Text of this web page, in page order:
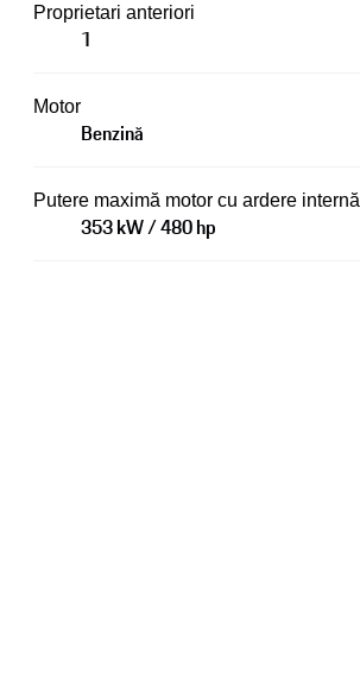
Proprietari anteriori
1
Motor
Benzină
Putere maximă motor cu ardere internă
353 kW / 480 hp